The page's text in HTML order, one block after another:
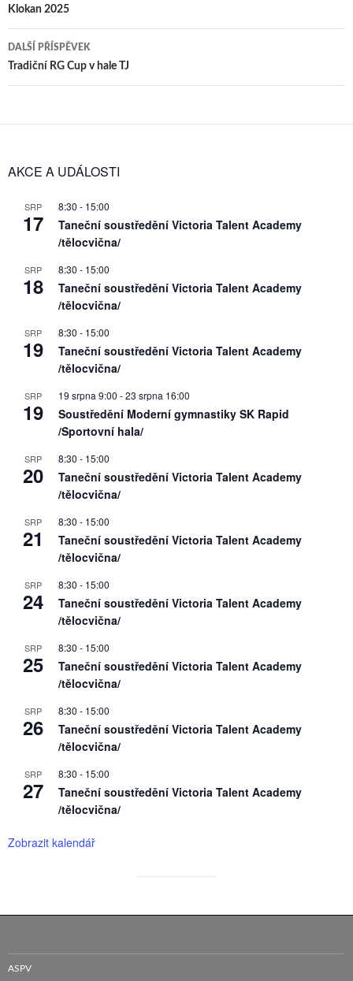
pro
příspěvky
Klokan 2025
DALŠÍ PŘÍSPĚVEK
Tradiční RG Cup v hale TJ
AKCE A UDÁLOSTI
SRP
17
8:30 - 15:00
Taneční soustředění Victoria Talent Academy
/tělocvična/
SRP
18
8:30 - 15:00
Taneční soustředění Victoria Talent Academy
/tělocvična/
SRP
19
8:30 - 15:00
Taneční soustředění Victoria Talent Academy
/tělocvična/
SRP
19
19 srpna 9:00 -23 srpna 16:00
Soustředění Moderní gymnastiky SK Rapid
/Sportovní hala/
SRP
20
8:30 - 15:00
Taneční soustředění Victoria Talent Academy
/tělocvična/
SRP
21
8:30 - 15:00
Taneční soustředění Victoria Talent Academy
/tělocvična/
SRP
24
8:30 - 15:00
Taneční soustředění Victoria Talent Academy
/tělocvična/
SRP
25
8:30 - 15:00
Taneční soustředění Victoria Talent Academy
/tělocvična/
SRP
26
8:30 - 15:00
Taneční soustředění Victoria Talent Academy
/tělocvična/
SRP
27
8:30 - 15:00
Taneční soustředění Victoria Talent Academy
/tělocvična/
Zobrazit kalendář
ASPV